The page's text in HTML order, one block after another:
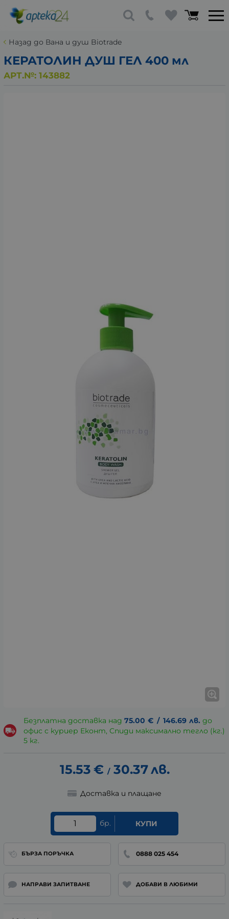
Назад до Вана и душ Biotrade
КЕРАТОЛИН ДУШ ГЕЛ 400 мл
АРТ.№: 143882
Безплатна доставка над 75.00 € / 146.69 лв. до
офис с куриер Еконт, Спиди максимално тегло (кг.)
5 кг.
15.53 € / 30.37лв.
Доставка и плащане
бр. КУПИ
БЪРЗА ПОРЪЧКА 0888 025 454
НАПРАВИ ЗАПИТВАНЕ ДОБАВИ В ЛЮБИМИ